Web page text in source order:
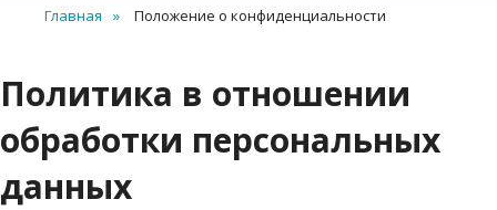
Главная Положение о конфиденциальности
Политика в отношении
обработки персональных
данных